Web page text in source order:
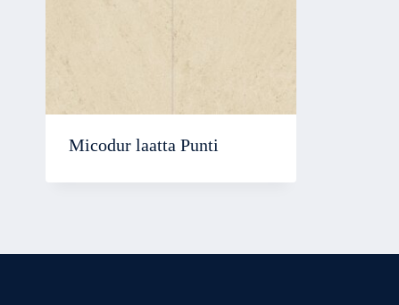
Micodur laatta Punti